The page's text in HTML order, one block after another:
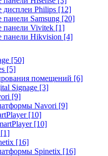
дисплеи Philips [12]
Samsung [20]
панели Vivitek [1]
панели Hikvision [4]
[50]
[5]
помещений [6]
Signage [3]
[9]
Navori [9]
[10]
[10]
[1]
[16]
Spinetix [16]